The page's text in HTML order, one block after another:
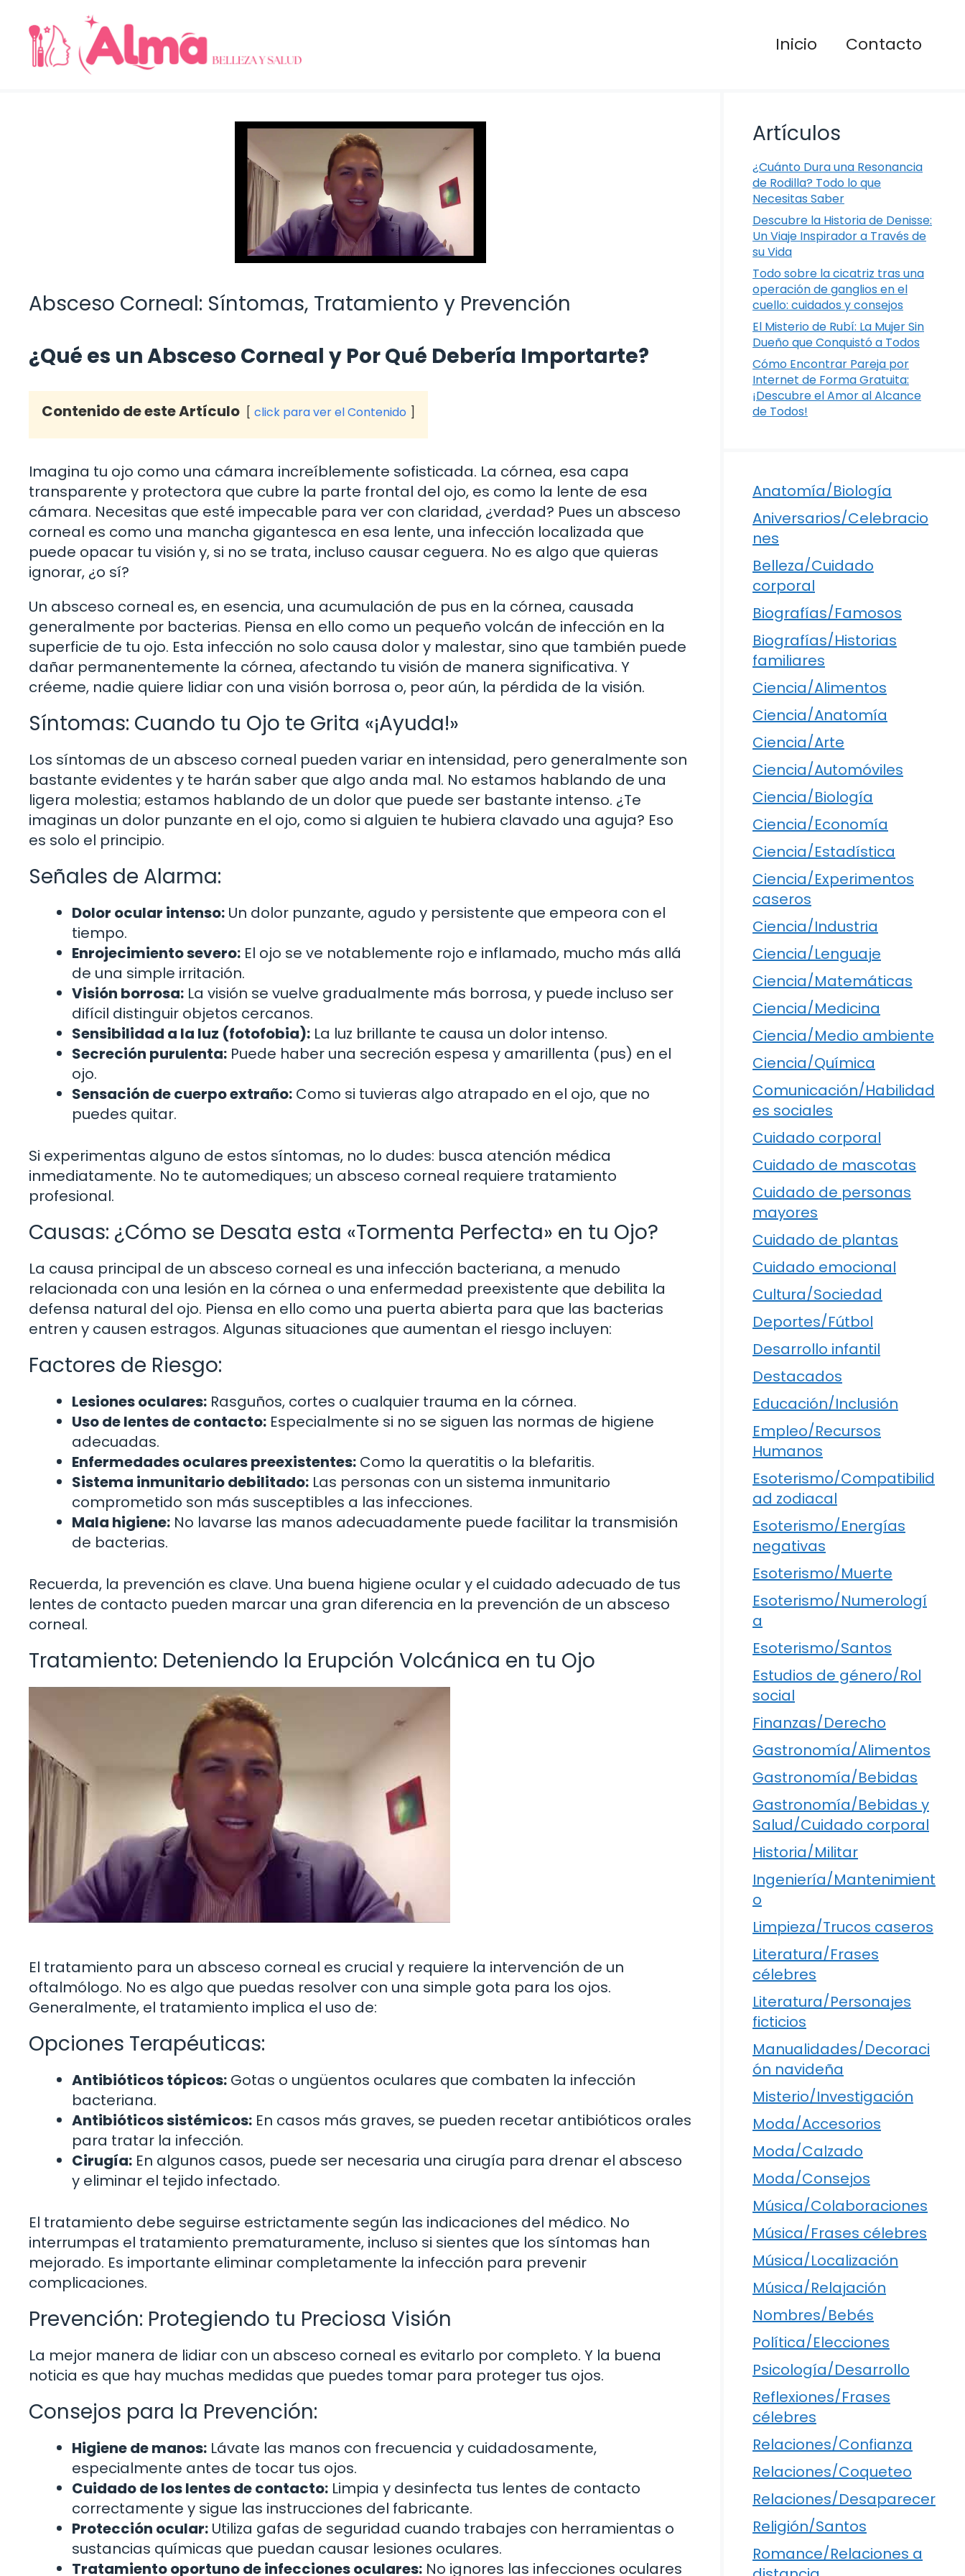
contenido
Inicio Contacto
Absceso Corneal: Síntomas, Tratamiento y Prevención
¿Qué es un Absceso Corneal y Por Qué Debería Importarte?
Contenido de este Artículo click para ver el Contenido
Imagina tu ojo como una cámara increíblemente sofisticada. La córnea, esa capa
transparente y protectora que cubre la parte frontal del ojo, es como la lente de esa
cámara. Necesitas que esté impecable para ver con claridad, ¿verdad? Pues un absceso
corneal es como una mancha gigantesca en esa lente, una infección localizada que
puede opacar tu visión y, si no se trata, incluso causar ceguera. No es algo que quieras
ignorar, ¿o sí?
Un absceso corneal es, en esencia, una acumulación de pus en la córnea, causada
generalmente por bacterias. Piensa en ello como un pequeño volcán de infección en la
superficie de tu ojo. Esta infección no solo causa dolor y malestar, sino que también puede
dañar permanentemente la córnea, afectando tu visión de manera significativa. Y
créeme, nadie quiere lidiar con una visión borrosa o, peor aún, la pérdida de la visión.
Síntomas: Cuando tu Ojo te Grita «¡Ayuda!»
Los síntomas de un absceso corneal pueden variar en intensidad, pero generalmente son
bastante evidentes y te harán saber que algo anda mal. No estamos hablando de una
ligera molestia; estamos hablando de un dolor que puede ser bastante intenso. ¿Te
imaginas un dolor punzante en el ojo, como si alguien te hubiera clavado una aguja? Eso
es solo el principio.
Señales de Alarma:
Dolor ocular intenso: Un dolor punzante, agudo y persistente que empeora con el
tiempo.
Enrojecimiento severo: El ojo se ve notablemente rojo e inflamado, mucho más allá
de una simple irritación.
Visión borrosa: La visión se vuelve gradualmente más borrosa, y puede incluso ser
difícil distinguir objetos cercanos.
Sensibilidad a la luz (fotofobia): La luz brillante te causa un dolor intenso.
Secreción purulenta: Puede haber una secreción espesa y amarillenta (pus) en el
ojo.
Sensación de cuerpo extraño: Como si tuvieras algo atrapado en el ojo, que no
puedes quitar.
Si experimentas alguno de estos síntomas, no lo dudes: busca atención médica
inmediatamente. No te automediques; un absceso corneal requiere tratamiento
profesional.
Causas: ¿Cómo se Desata esta «Tormenta Perfecta» en tu Ojo?
La causa principal de un absceso corneal es una infección bacteriana, a menudo
relacionada con una lesión en la córnea o una enfermedad preexistente que debilita la
defensa natural del ojo. Piensa en ello como una puerta abierta para que las bacterias
entren y causen estragos. Algunas situaciones que aumentan el riesgo incluyen:
Factores de Riesgo:
Lesiones oculares: Rasguños, cortes o cualquier trauma en la córnea.
Uso de lentes de contacto: Especialmente si no se siguen las normas de higiene
adecuadas.
Enfermedades oculares preexistentes: Como la queratitis o la blefaritis.
Sistema inmunitario debilitado: Las personas con un sistema inmunitario
comprometido son más susceptibles a las infecciones.
Mala higiene: No lavarse las manos adecuadamente puede facilitar la transmisión
de bacterias.
Recuerda, la prevención es clave. Una buena higiene ocular y el cuidado adecuado de tus
lentes de contacto pueden marcar una gran diferencia en la prevención de un absceso
corneal.
Tratamiento: Deteniendo la Erupción Volcánica en tu Ojo
El tratamiento para un absceso corneal es crucial y requiere la intervención de un
oftalmólogo. No es algo que puedas resolver con una simple gota para los ojos.
Generalmente, el tratamiento implica el uso de:
Opciones Terapéuticas:
Antibióticos tópicos: Gotas o ungüentos oculares que combaten la infección
bacteriana.
Antibióticos sistémicos: En casos más graves, se pueden recetar antibióticos orales
para tratar la infección.
Cirugía: En algunos casos, puede ser necesaria una cirugía para drenar el absceso
y eliminar el tejido infectado.
El tratamiento debe seguirse estrictamente según las indicaciones del médico. No
interrumpas el tratamiento prematuramente, incluso si sientes que los síntomas han
mejorado. Es importante eliminar completamente la infección para prevenir
complicaciones.
Prevención: Protegiendo tu Preciosa Visión
La mejor manera de lidiar con un absceso corneal es evitarlo por completo. Y la buena
noticia es que hay muchas medidas que puedes tomar para proteger tus ojos.
Consejos para la Prevención:
Higiene de manos: Lávate las manos con frecuencia y cuidadosamente,
especialmente antes de tocar tus ojos.
Cuidado de los lentes de contacto: Limpia y desinfecta tus lentes de contacto
correctamente y sigue las instrucciones del fabricante.
Protección ocular: Utiliza gafas de seguridad cuando trabajes con herramientas o
sustancias químicas que puedan causar lesiones oculares.
Tratamiento oportuno de infecciones oculares: No ignores las infecciones oculares
Artículos
¿Cuánto Dura una Resonancia
de Rodilla? Todo lo que
Necesitas Saber
Descubre la Historia de Denisse:
Un Viaje Inspirador a Través de
su Vida
Todo sobre la cicatriz tras una
operación de ganglios en el
cuello: cuidados y consejos
El Misterio de Rubí: La Mujer Sin
Dueño que Conquistó a Todos
Cómo Encontrar Pareja por
Internet de Forma Gratuita:
¡Descubre el Amor al Alcance
de Todos!
Anatomía/Biología
Aniversarios/Celebracio
nes
Belleza/Cuidado
corporal
Biografías/Famosos
Biografías/Historias
familiares
Ciencia/Alimentos
Ciencia/Anatomía
Ciencia/Arte
Ciencia/Automóviles
Ciencia/Biología
Ciencia/Economía
Ciencia/Estadística
Ciencia/Experimentos
caseros
Ciencia/Industria
Ciencia/Lenguaje
Ciencia/Matemáticas
Ciencia/Medicina
Ciencia/Medio ambiente
Ciencia/Química
Comunicación/Habilidad
es sociales
Cuidado corporal
Cuidado de mascotas
Cuidado de personas
mayores
Cuidado de plantas
Cuidado emocional
Cultura/Sociedad
Deportes/Fútbol
Desarrollo infantil
Destacados
Educación/Inclusión
Empleo/Recursos
Humanos
Esoterismo/Compatibilid
ad zodiacal
Esoterismo/Energías
negativas
Esoterismo/Muerte
Esoterismo/Numerologí
a
Esoterismo/Santos
Estudios de género/Rol
social
Finanzas/Derecho
Gastronomía/Alimentos
Gastronomía/Bebidas
Gastronomía/Bebidas y
Salud/Cuidado corporal
Historia/Militar
Ingeniería/Mantenimient
o
Limpieza/Trucos caseros
Literatura/Frases
célebres
Literatura/Personajes
ficticios
Manualidades/Decoraci
ón navideña
Misterio/Investigación
Moda/Accesorios
Moda/Calzado
Moda/Consejos
Música/Colaboraciones
Música/Frases célebres
Música/Localización
Música/Relajación
Nombres/Bebés
Política/Elecciones
Psicología/Desarrollo
Reflexiones/Frases
célebres
Relaciones/Confianza
Relaciones/Coqueteo
Relaciones/Desaparecer
Religión/Santos
Romance/Relaciones a